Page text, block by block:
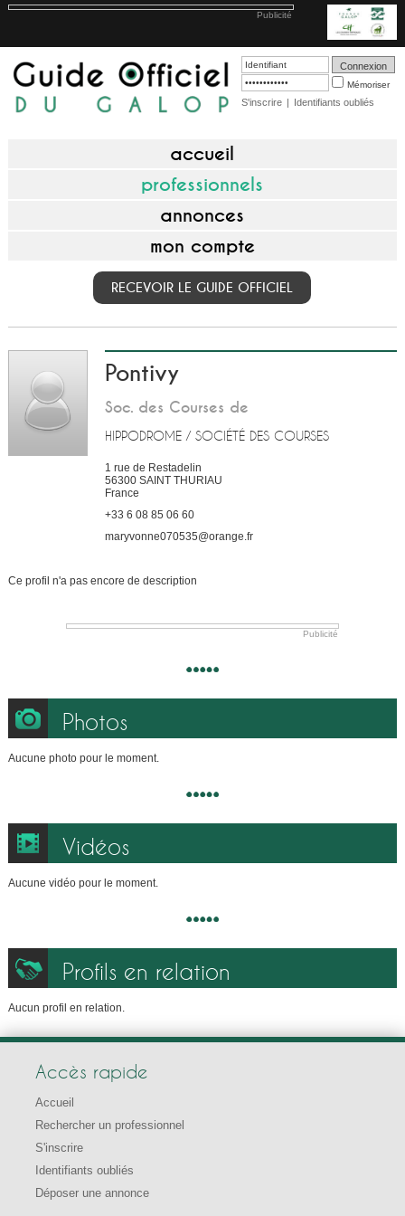
Publicité
Mémoriser
S'inscrire | Identifiants oubliés
accueil
professionnels
annonces
mon compte
RECEVOIR LE GUIDE OFFICIEL
Pontivy
Soc. des Courses de
HIPPODROME / SOCIÉTÉ DES COURSES
1 rue de Restadelin
56300 SAINT THURIAU
France
+33 6 08 85 06 60
maryvonne070535@orange.fr
Ce profil n'a pas encore de description
Publicité
Photos
Aucune photo pour le moment.
Vidéos
Aucune vidéo pour le moment.
Profils en relation
Aucun profil en relation.
Accès rapide
Accueil
Rechercher un professionnel
S'inscrire
Identifiants oubliés
Déposer une annonce